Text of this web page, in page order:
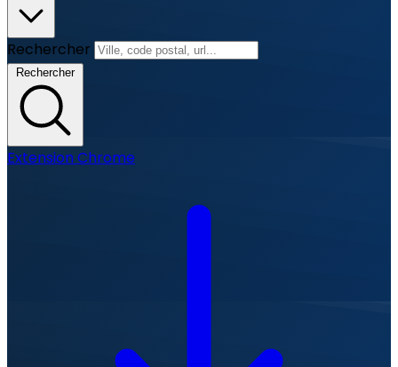
Rechercher
Rechercher
Extension Chrome